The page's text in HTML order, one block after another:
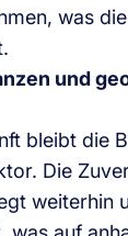
was
und
bleibt die
Die
weiterhin